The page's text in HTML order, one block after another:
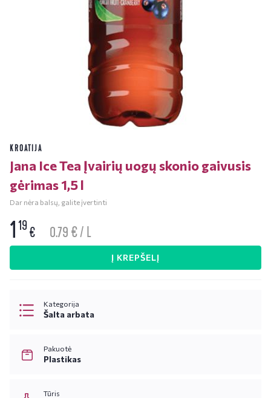
KROATIJA
Jana Ice Tea Įvairių uogų skonio gaivusis
gėrimas 1,5 l
Dar nėra balsų, galite įvertinti
119€ 0.79 € / L
Į KREPŠELĮ
Kategorija
Šalta arbata
Pakuotė
Plastikas
Tūris